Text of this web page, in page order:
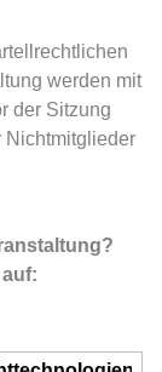
werden mit
der Sitzung
Nichtmitglieder